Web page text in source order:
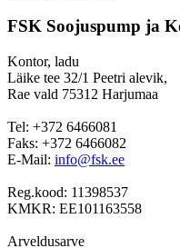
FSK Soojuspump ja
Kontor, ladu
Läike tee 32/1 Peetri alevik,
Rae vald 75312 Harjumaa
Tel: +372 6466081
Faks: +372 6466082
E-Mail: info@fsk.ee
Reg.kood: 11398537
KMKR: EE101163558
Arveldusarve